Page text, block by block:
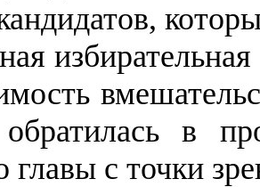
в
главы с точки